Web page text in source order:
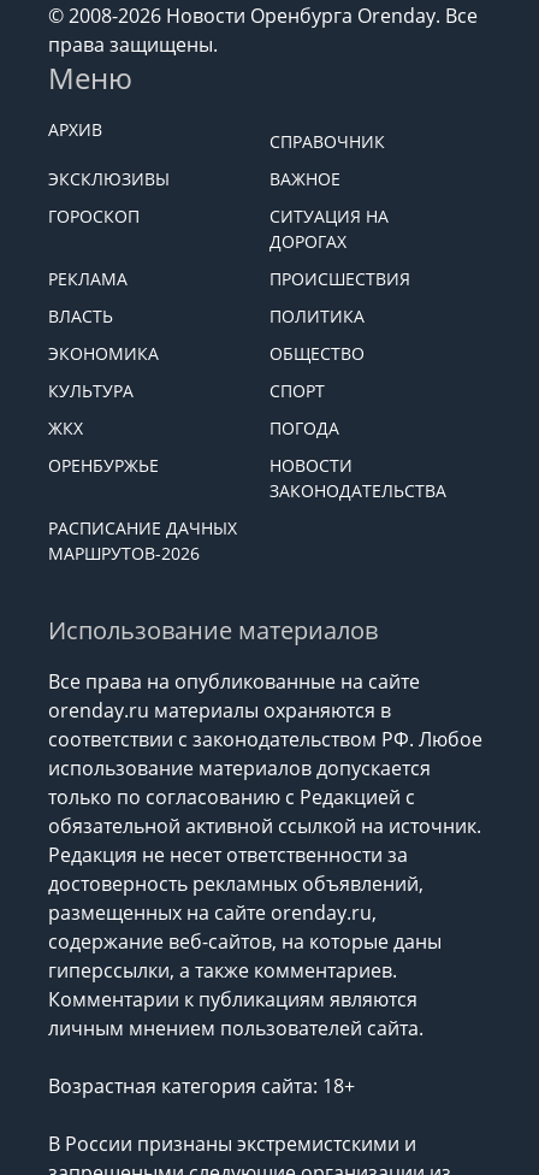
© 2008-2026 Новости Оренбурга Orenday. Все
права защищены.
Меню
АРХИВ
СПРАВОЧНИК
ЭКСКЛЮЗИВЫ
ВАЖНОЕ
ГОРОСКОП
СИТУАЦИЯ НА
ДОРОГАХ
РЕКЛАМА
ПРОИСШЕСТВИЯ
ВЛАСТЬ
ПОЛИТИКА
ЭКОНОМИКА
ОБЩЕСТВО
КУЛЬТУРА
СПОРТ
ЖКХ
ПОГОДА
ОРЕНБУРЖЬЕ
НОВОСТИ
ЗАКОНОДАТЕЛЬСТВА
РАСПИСАНИЕ ДАЧНЫХ
МАРШРУТОВ-2026
Использование материалов
Все права на опубликованные на сайте
orenday.ru материалы охраняются в
соответствии с законодательством РФ. Любое
использование материалов допускается
только по согласованию с Редакцией с
обязательной активной ссылкой на источник.
Редакция не несет ответственности за
достоверность рекламных объявлений,
размещенных на сайте orenday.ru,
содержание веб-сайтов, на которые даны
гиперссылки, а также комментариев.
Комментарии к публикациям являются
личным мнением пользователей сайта.
Возрастная категория сайта: 18+
В России признаны экстремистскими и